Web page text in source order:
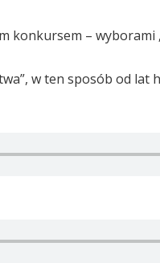
konkursem – wyborami
w ten sposób od lat